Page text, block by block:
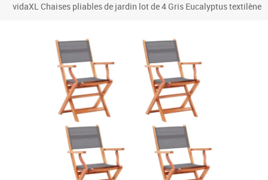
vidaXL Chaises pliables de jardin lot de 4 Gris Eucalyptus textilène